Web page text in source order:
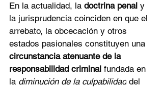
En la actualidad, la doctrina penal y
la jurisprudencia coinciden en que el
arrebato, la obcecación y otros
estados pasionales constituyen una
circunstancia atenuante de la
responsabilidad criminal fundada en
la diminución de la culpabilidad del